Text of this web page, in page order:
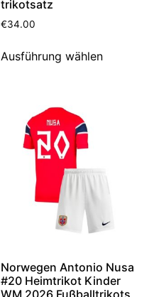
trikotsatz
€34.00
Ausführung wählen
Norwegen Antonio Nusa
#20 Heimtrikot Kinder
WM 2026 Fußballtrikots